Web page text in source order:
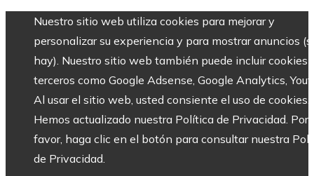
Nuestro sitio web utiliza cookies para mejorar y
personalizar su experiencia y para mostrar anuncios
hay). Nuestro sitio web también puede incluir cookies
terceros como Google Adsense, Google Analytics,
Al usar el sitio web, usted consiente el uso de cookies.
Hemos actualizado nuestra Política de Privacidad. Por
favor, haga clic en el botón para consultar nuestra
de Privacidad.